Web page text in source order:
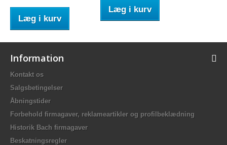
Læg i kurv
Læg i kurv
Information
Kontakt os
Salgsbetingelser
Åbningstider
Forbehold firmagaver, reklameartikler og profilbeklædning
Historik Bach firmagaver
Beskatningsregler